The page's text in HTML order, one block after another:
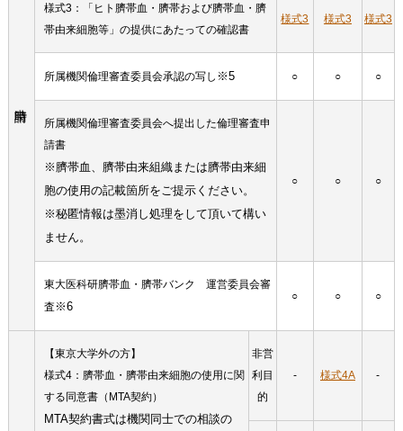
様式3：「ヒト臍帯血・臍帯および臍帯血・臍
帯由来細胞等」の提供にあたっての確認書
様式3 様式3 様式3
所属機関倫理審査委員会承認の写し ※5 ○ ○ ○
所属機関倫理審査委員会へ提出した倫理審査申
請書
※ 臍帯血、臍帯由来組織または臍帯由来細
胞の使用の記載箇所をご提示ください。
※秘匿情報は墨消し処理をして頂いて構い
ません。
○ ○ ○
東大医科研臍帯血・臍帯バンク 運営委員会審
査 ※6
○ ○ ○
【東京大学外の方】
様式4：臍帯血・臍帯由来細胞の使用に関
する同意書（MTA契約）
MTA契約書式は機関同士での相談の
非営
利目
的
- 様式4A -